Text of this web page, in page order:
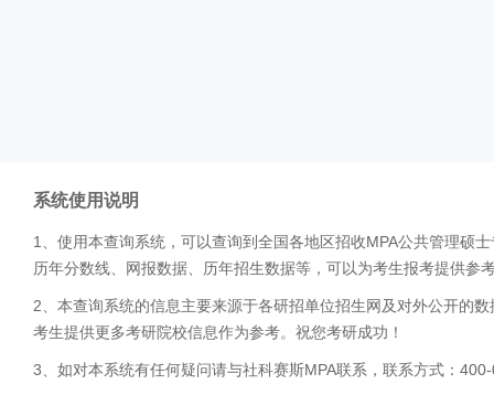
系统使用说明
1、使用本查询系统，可以查询到全国各地区招收MPA公共管理硕
历年分数线、网报数据、历年招生数据等，可以为考生报考提供参
2、本查询系统的信息主要来源于各研招单位招生网及对外公开的
考生提供更多考研院校信息作为参考。祝您考研成功！
3、如对本系统有任何疑问请与社科赛斯MPA联系，联系方式：